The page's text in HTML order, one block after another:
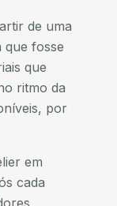
de uma
que fosse
que
ritmo da
por
em
cada